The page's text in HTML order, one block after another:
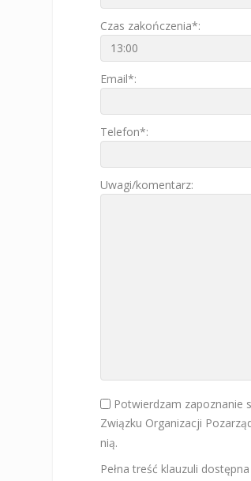
Czas zakończenia*:
Email*:
Telefon*:
Uwagi/komentarz:
Potwierdzam zapoznanie
Związku Organizacji
nią.
Pełna treść klauzuli